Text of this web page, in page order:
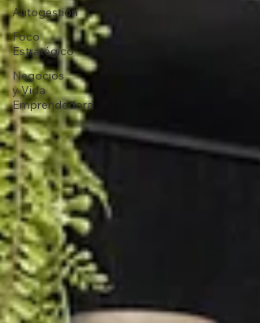
Autogestión
Foco
Estratégico
Negocios
y Vida
Emprendedora